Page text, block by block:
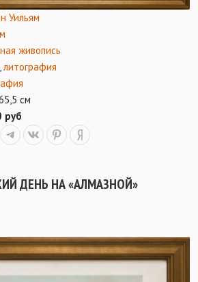
Уильям
живопись
литография
см
руб
ДЕНЬ НА «АЛМАЗНОЙ»